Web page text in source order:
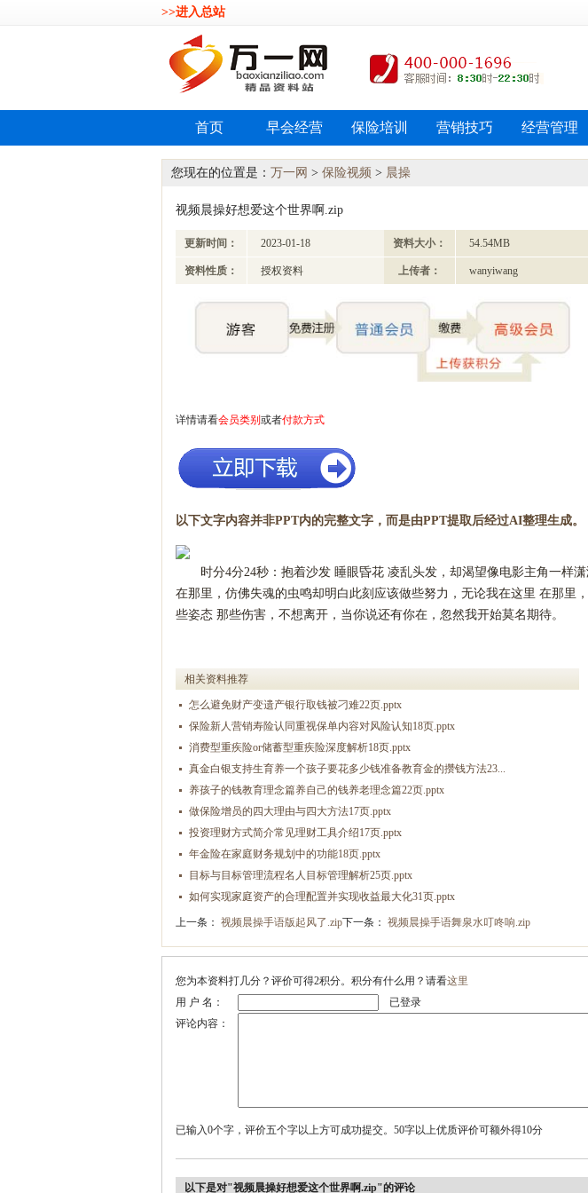
>>进入总站
首页 早会经营 保险培训 营销技巧 经营管理
您现在的位置是： 万一网 > 保险视频 > 晨操
视频晨操好想爱这个世界啊.zip
更新时间： 2023-01-18 资料大小： 54.54MB
资料性质： 授权资料 上传者： wanyiwang
详情请看会员类别 或者付款方式
以下文字内容并非PPT内的完整文字，而是由PPT提取后经过AI整理生成。
时分4分24秒：抱着沙发 睡眼昏花 凌乱头发，却渴望像电影主角一样
在那里，仿佛失魂的虫鸣却明白此刻应该做些努力，无论我在这里 在那里
些姿态 那些伤害，不想离开，当你说还有你在，忽然我开始莫名期待。
相关资料推荐
怎么避免财产变遗产银行取钱被刁难22页.pptx
保险新人营销寿险认同重视保单内容对风险认知18页.pptx
消费型重疾险or储蓄型重疾险深度解析18页.pptx
真金白银支持生育养一个孩子要花多少钱准备教育金的攒钱方法23...
养孩子的钱教育理念篇养自己的钱养老理念篇22页.pptx
做保险增员的四大理由与四大方法17页.pptx
投资理财方式简介常见理财工具介绍17页.pptx
年金险在家庭财务规划中的功能18页.pptx
目标与目标管理流程名人目标管理解析25页.pptx
如何实现家庭资产的合理配置并实现收益最大化31页.pptx
上一条： 视频晨操手语版起风了.zip下一条： 视频晨操手语舞泉水叮咚响.zip
您为本资料打几分？评价可得2积分。积分有什么用？请看这里
用 户 名：
已登录
评论内容：
已输入0个字，评价五个字以上方可成功提交。50字以上优质评价可额外得10分
以下是对"视频晨操好想爱这个世界啊.zip"的评论